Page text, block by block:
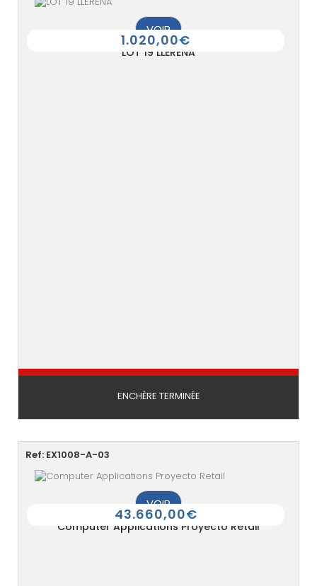
VOIR
LOT 19 LLERENA
1.020,00€
ENCHÈRE TERMINÉE
Ref: EX1008-A-03
VOIR
Computer Applications Proyecto Retail
43.660,00€